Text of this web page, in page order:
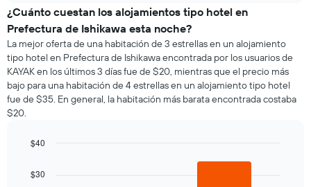
El
gráfico
muestra
1
eje
Y
que
indica
el
promedio
una
el
promedio
de
una
habitación
por
cada
día
la
gráfico
¿Cuánto cuestan los alojamientos tipo hotel en
Prefectura de Ishikawa esta noche?
La mejor oferta de una habitación de 3 estrellas en un alojamiento
tipo hotel en Prefectura de Ishikawa encontrada por los usuarios de
KAYAK en los últimos 3 días fue de $20, mientras que el precio más
bajo para una habitación de 4 estrellas en un alojamiento tipo hotel
fue de $35. En general, la habitación más barata encontrada costaba
$20.
with
$30
$40